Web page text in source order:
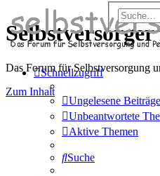
Das Forum für Selbstversorgung
Zum Inhalt
Schnellzugriff
Ungelesene Beiträge
Unbeantwortete
Aktive Themen
Suche